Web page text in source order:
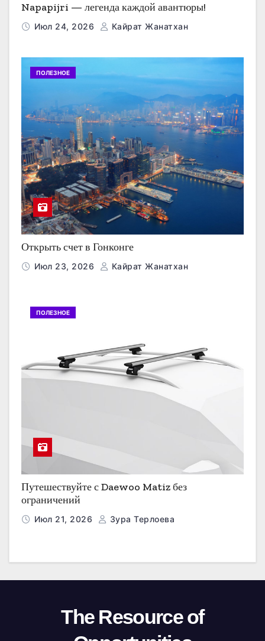
Napapijri — легенда каждой авантюры!
Июл 24, 2026 Кайрат Жанатхан
ПОЛЕЗНОЕ
Открыть счет в Гонконге
Июл 23, 2026 Кайрат Жанатхан
ПОЛЕЗНОЕ
Путешествуйте с Daewoo Matiz без
ограничений
Июл 21, 2026 Зура Терлоева
The Resource of